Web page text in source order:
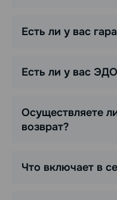
Есть ли у вас
Есть ли у вас
Осуществляете
возврат?
Что включает в